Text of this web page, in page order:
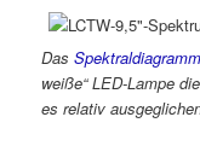
DasSpektraldiagramm
weiße“ LED-Lampe
es relativ